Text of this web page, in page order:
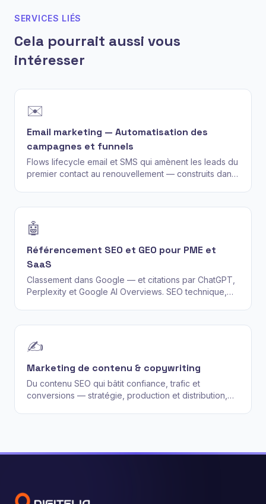
SERVICES LIÉS
Cela pourrait aussi vous
intéresser
✉️
Email marketing — Automatisation des
campagnes et funnels
Flows lifecycle email et SMS qui amènent les leads du
premier contact au renouvellement — construits dans
🤖
Référencement SEO et GEO pour PME et
SaaS
Classement dans Google — et citations par ChatGPT,
Perplexity et Google AI Overviews. SEO technique,
✍️
Marketing de contenu & copywriting
Du contenu SEO qui bâtit confiance, trafic et
conversions — stratégie, production et distribution,